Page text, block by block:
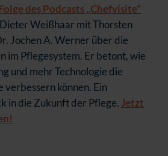
des Podcasts „Chefvisite“
Weißhaar mit Thorsten
Jochen A. Werner über die
im Pflegesystem. Er betont, wie
und mehr Technologie die
verbessern können. Ein
in die Zukunft der Pflege. Jetzt